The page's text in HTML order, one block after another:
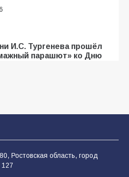
И.С. Тургенева прошёл
парашют» ко Дню
Что на самом
армии России в августе
Ростовская область, город
127